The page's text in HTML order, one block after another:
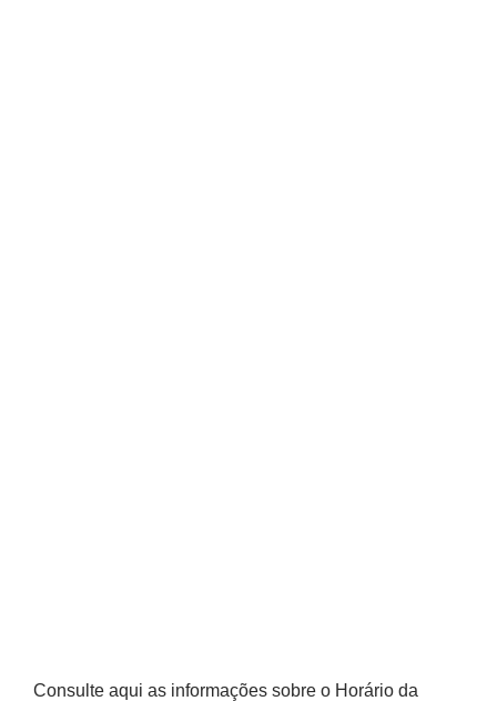
Consulte aqui as informações sobre o Horário da